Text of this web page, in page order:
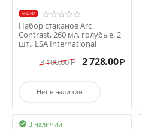
AКЦИЯ
Набор стаканов Arc
Contrast, 260 мл, голубые, 2
шт., LSA International
3 100.00 Р 2 728.00 Р
Нет в наличии
В наличии
